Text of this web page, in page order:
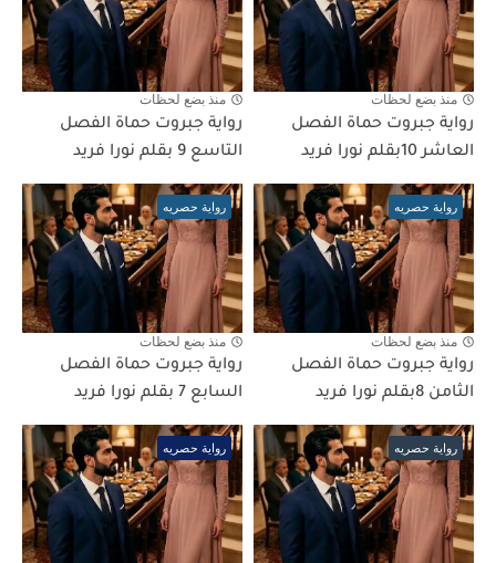
منذ بضع لحظات
رواية جبروت حماة الفصل
العاشر 10بقلم نورا فريد
منذ بضع لحظات
رواية جبروت حماة الفصل
التاسع 9 بقلم نورا فريد
رواية حصريه
منذ بضع لحظات
رواية جبروت حماة الفصل
الثامن 8بقلم نورا فريد
رواية حصريه
منذ بضع لحظات
رواية جبروت حماة الفصل
السابع 7 بقلم نورا فريد
رواية حصريه رواية حصريه